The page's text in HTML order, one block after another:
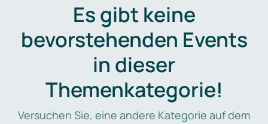
Es gibt keine
bevorstehenden Events
in dieser
Themenkategorie!
Versuchen Sie, eine andere Kategorie auf dem